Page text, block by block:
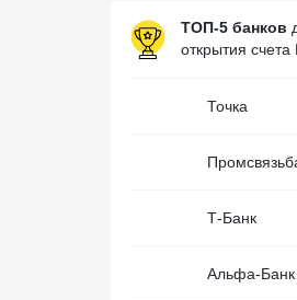
ТОП-5 банков
открытия
Точка
Т-Банк
Альфа-Банк